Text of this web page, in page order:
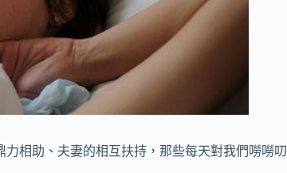
相助、夫妻的相互扶持，那些每天對我們嘮嘮叨